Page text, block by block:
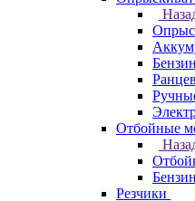
Отбойные
Резчики